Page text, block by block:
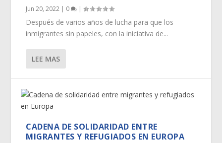
Jun 20, 2022 | 0 |
Después de varios años de lucha para que los
inmigrantes sin papeles, con la iniciativa de...
LEE MAS
CADENA DE SOLIDARIDAD ENTRE
MIGRANTES Y REFUGIADOS EN EUROPA